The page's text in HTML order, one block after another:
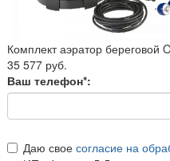
Комплект аэратор береговой
35 577 руб.
Ваш телефон*:
Даю свое согласие на